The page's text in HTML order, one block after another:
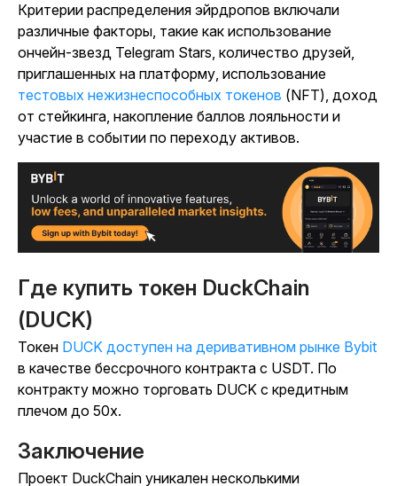
Критерии распределения эйрдропов включали
различные факторы, такие как использование
ончейн-звезд Telegram Stars, количество друзей,
приглашенных на платформу, использование
тестовых нежизнеспособных токенов (NFT), доход
от стейкинга, накопление баллов лояльности и
участие в событии по переходу активов.
Где купить токен DuckChain
(DUCK)
Токен DUCK доступен на деривативном рынке Bybit
в качестве бессрочного контракта с USDT. По
контракту можно торговать DUCK с кредитным
плечом до 50x.
Заключение
Проект DuckChain уникален несколькими